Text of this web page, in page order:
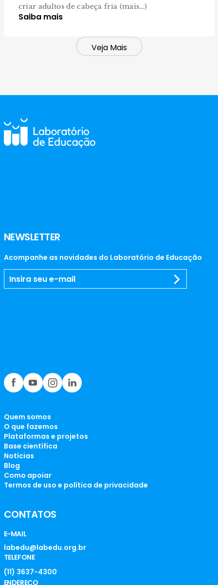
criar adultos de cabeça fria (mais…)
Saiba mais
Veja Mais
NEWSLETTER
Acompanhe as novidades do Laboratório de Educação
Quem somos
O que fazemos
Plataformas e projetos
Base científica
Notícias
Blog
Como apoiar
Termos de uso e política de privacidade
CONTATOS
E-MAIL
labedu@labedu.org.br
TELEFONE
(11) 3637-4300
ENDEREÇO